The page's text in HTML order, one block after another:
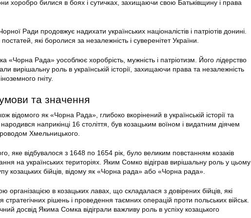
хоробро билися в боях і сутичках, захищаючи свою Батьківщину і права
Ради продовжує надихати українських націоналістів і патріотів донині.
які боролися за незалежність і суверенітет України.
Рада» уособлює хоробрість, мужність і патріотизм. Його лідерство
вирішальну роль в українській історії, захищаючи права та незалежність
гніту.
та значення
відомого як «Чорна Рада», глибоко вкорінений в українській історії та
наприкінці 16 століття, був козацьким воїном і видатним діячем
Хмельницького.
яке відбувалося з 1648 по 1654 рік, було великим повстанням козаків
на українських територіях. Яким Сомко відіграв вирішальну роль у цьому
козацьких бійців, відому як «Чорна рада» або «Чорна рада».
в козацьких лавах, що складалася з довірених бійців, які
стратегічних рішень і проведення таємних операцій проти польських військ.
досвід Якима Сомка відіграли важливу роль в успіху козацького